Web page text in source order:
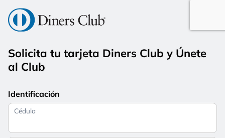
Solicita tu tarjeta Diners Club y Únete
al Club
Identificación
Cédula